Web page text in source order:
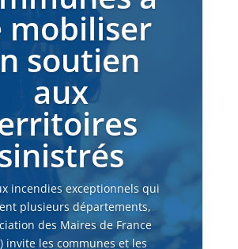
mobiliser
soutien
aux
sinistrés
incendies exceptionnels qui
plusieurs départements,
des Maires de France
invite les communes et les